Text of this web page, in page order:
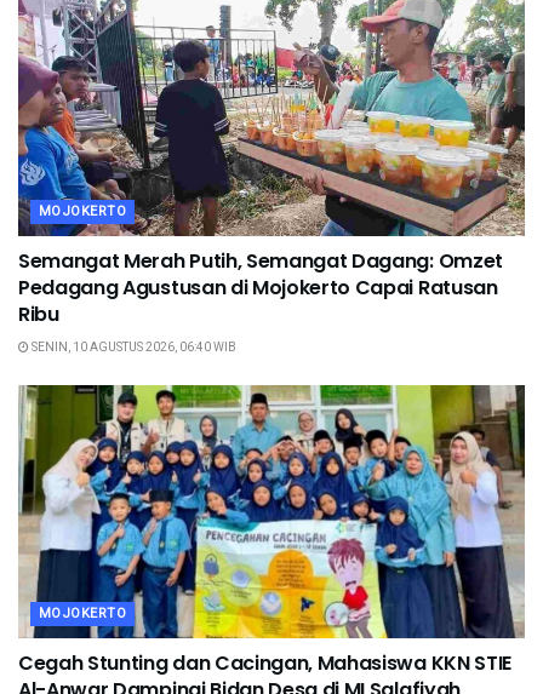
MOJOKERTO
Semangat Merah Putih, Semangat Dagang: Omzet
Pedagang Agustusan di Mojokerto Capai Ratusan
Ribu
SENIN, 10 AGUSTUS 2026, 06:40 WIB
MOJOKERTO
Cegah Stunting dan Cacingan, Mahasiswa KKN STIE